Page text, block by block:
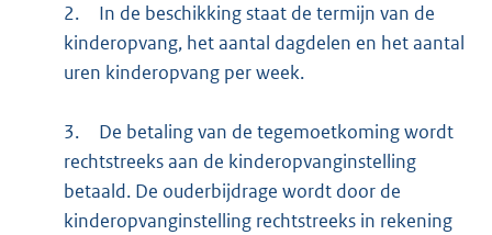
2.
In de beschikking staat de termijn van de
kinderopvang, het aantal dagdelen en het aantal
uren kinderopvang per week.
3.
De betaling van de tegemoetkoming wordt
rechtstreeks aan de kinderopvanginstelling
betaald. De ouderbijdrage wordt door de
kinderopvanginstelling rechtstreeks in rekening